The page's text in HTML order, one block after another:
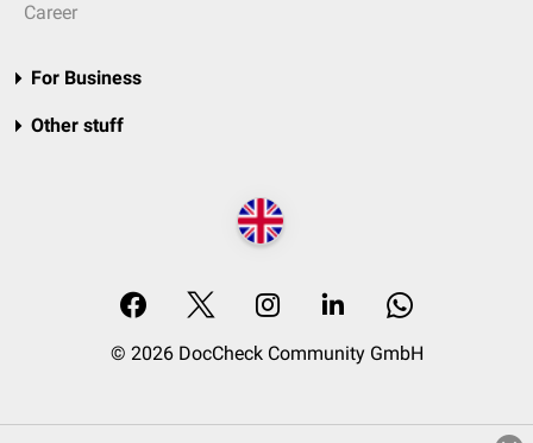
Career
For Business
Other stuff
© 2026 DocCheck Community GmbH